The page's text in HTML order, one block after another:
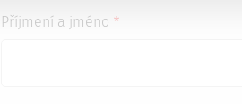
Příjmení a jméno